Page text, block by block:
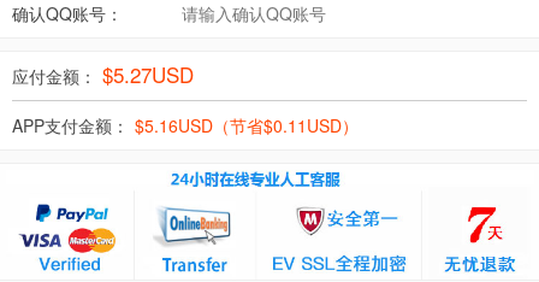
确认QQ账号：
应付金额： $5.27USD
APP支付金额： $5.16USD（节省$0.11 USD）